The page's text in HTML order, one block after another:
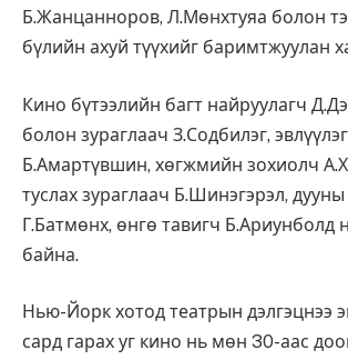
Б.Жанцанноров, Л.Мөнхтуяа болон
бүлийн ахуй түүхийг баримтжуулан
Кино бүтээлийн багт найруулагч
болон зураглаач З.Содбилэг,
Б.Амартүвшин, хөгжмийн зохиолч
туслах зураглаач Б.Шинэгэрэл,
Г.Батмөнх, өнгө тавигч Б.Ариунболд
байна.
Нью-Йорк хотод театрын дэлгэцнээ
сард гарах уг кино нь мөн 30-аас